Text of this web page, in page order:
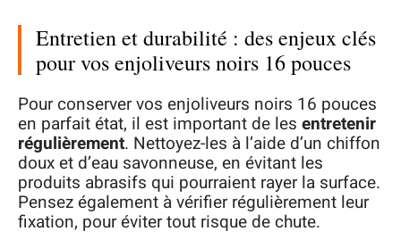
Entretien et durabilité : des enjeux clés
pour vos enjoliveurs noirs 16 pouces
Pour conserver vos enjoliveurs noirs 16 pouces
en parfait état, il est important de les entretenir
régulièrement. Nettoyez-les à l’aide d’un chiffon
doux et d’eau savonneuse, en évitant les
produits abrasifs qui pourraient rayer la surface.
Pensez également à vérifier régulièrement leur
fixation, pour éviter tout risque de chute.